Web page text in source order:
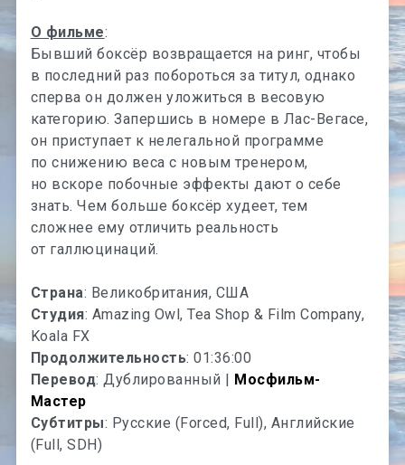
О фильме:
Бывший боксёр возвращается на ринг, чтобы
в последний раз побороться за титул, однако
сперва он должен уложиться в весовую
категорию. Запершись в номере в Лас-Вегасе,
он приступает к нелегальной программе
по снижению веса с новым тренером,
но вскоре побочные эффекты дают о себе
знать. Чем больше боксёр худеет, тем
сложнее ему отличить реальность
от галлюцинаций.
Страна: Великобритания, США
Студия: Amazing Owl, Tea Shop & Film Company,
Koala FX
Продолжительность: 01:36:00
Перевод: Дублированный | Мосфильм-
Мастер
Субтитры: Русские (Forced, Full), Английские
(Full, SDH)